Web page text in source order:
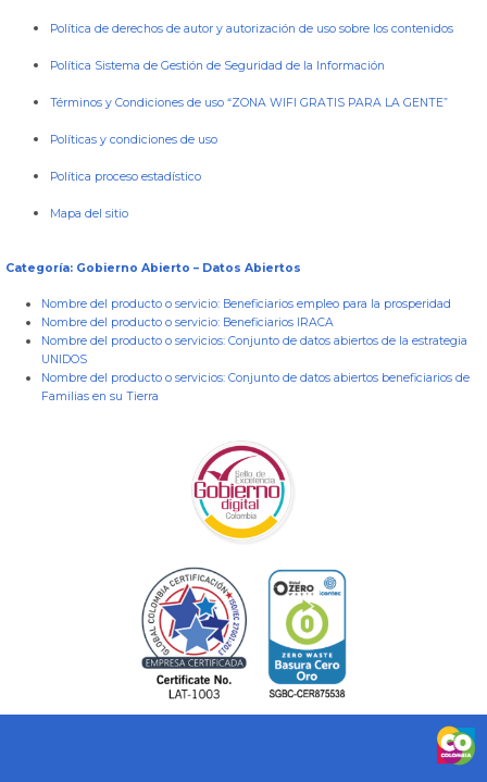
Política de derechos de autor y autorización de uso sobre los contenidos
Política Sistema de Gestión de Seguridad de la Información
Términos y Condiciones de uso “ZONA WIFI GRATIS PARA LA GENTE”
Políticas y condiciones de uso
Política proceso estadístico
Mapa del sitio
Categoría: Gobierno Abierto – Datos Abiertos
Nombre del producto o servicio: Beneficiarios empleo para la prosperidad
Nombre del producto o servicio: Beneficiarios IRACA
Nombre del producto o servicios: Conjunto de datos abiertos de la estrategia
UNIDOS
Nombre del producto o servicios: Conjunto de datos abiertos beneficiarios de
Familias en su Tierra